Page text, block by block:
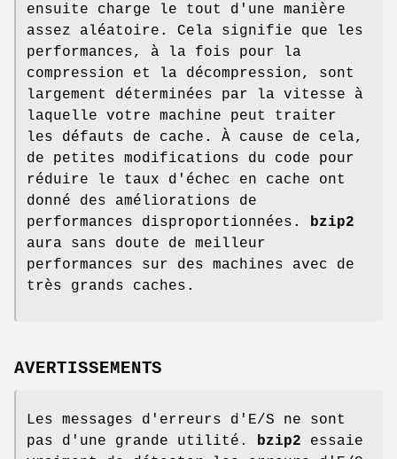
ensuite charge le tout d'une manière
assez aléatoire. Cela signifie que les
performances, à la fois pour la
compression et la décompression, sont
largement déterminées par la vitesse à
laquelle votre machine peut traiter
les défauts de cache. À cause de cela,
de petites modifications du code pour
réduire le taux d'échec en cache ont
donné des améliorations de
performances disproportionnées. bzip2
aura sans doute de meilleur
performances sur des machines avec de
très grands caches.
AVERTISSEMENTS
Les messages d'erreurs d'E/S ne sont
pas d'une grande utilité.
bzip2 essaie